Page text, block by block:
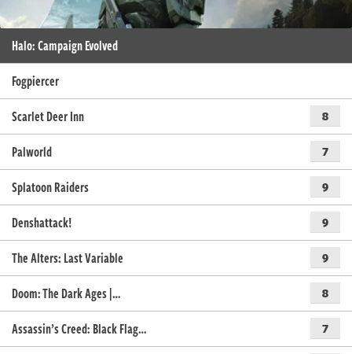
Halo: Campaign Evolved
Fogpiercer
Scarlet Deer Inn
8
Palworld 7
Splatoon Raiders 9
Denshattack! 9
The Alters: Last Variable 9
Doom: The Dark Ages |… 8
Assassin’s Creed: Black Flag… 7